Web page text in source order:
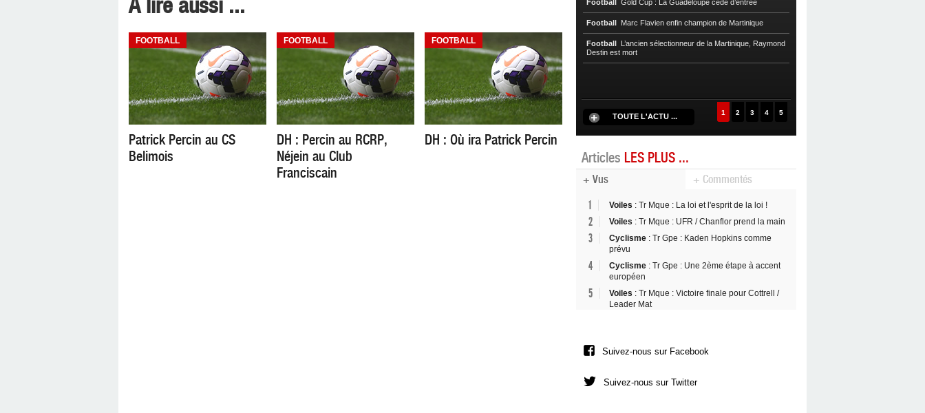
A lire aussi ...
FOOTBALL
Patrick Percin au CS
Belimois
FOOTBALL
DH : Percin au RCRP,
Néjein au Club
Franciscain
FOOTBALL
DH : Où ira Patrick Percin
Football Gold Cup : La Guadeloupe cède d’entrée
Football Marc Flavien enfin champion de Martinique
Football
L’ancien sélectionneur de la Martinique, Raymond
Destin est mort
TOUTE L'ACTU ... 1 2 3 4 5
Articles LES PLUS ...
+ Vus + Commentés
1 Voiles : Tr Mque : La loi et l'esprit de la loi !
2 Voiles : Tr Mque : UFR / Chanflor prend la main
3 Cyclisme : Tr Gpe : Kaden Hopkins comme
prévu
4 Cyclisme : Tr Gpe : Une 2ème étape à accent
européen
5 Voiles : Tr Mque : Victoire finale pour Cottrell /
Leader Mat
Suivez-nous sur Facebook
Suivez-nous sur Twitter